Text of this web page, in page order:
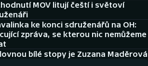
MOV litují čeští i světoví
ke konci sdruženářů na OH:
zpráva, se kterou nic nemůžeme
bílé stopy je Zuzana Maděrová